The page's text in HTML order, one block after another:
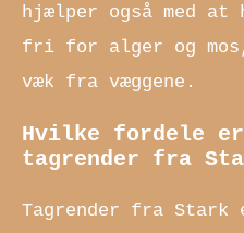
hjælper også med at
fri for alger og
væk fra væggene.
Hvilke fordele
tagrender fra
Tagrender fra Stark